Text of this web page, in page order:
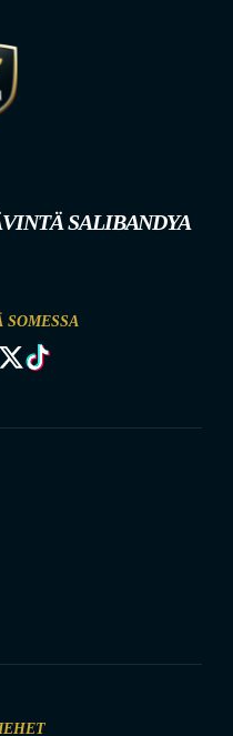
SALIBANDYA
SOMESSA